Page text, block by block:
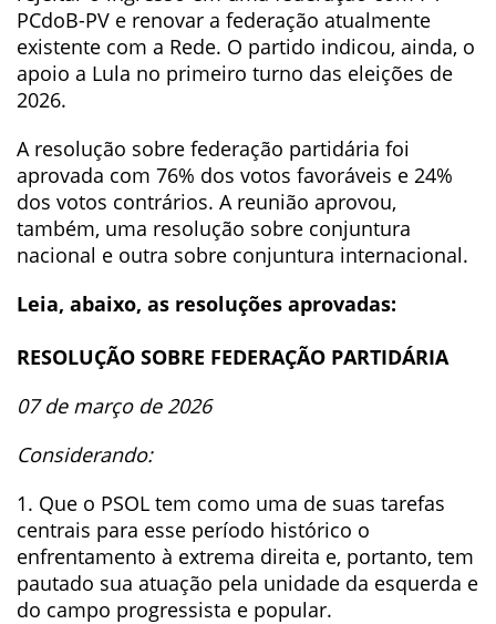
PCdoB-PV e renovar a federação atualmente
existente com a Rede. O partido indicou, ainda, o
apoio a Lula no primeiro turno das eleições de
2026.
A resolução sobre federação partidária foi
aprovada com 76% dos votos favoráveis e 24%
dos votos contrários. A reunião aprovou,
também, uma resolução sobre conjuntura
nacional e outra sobre conjuntura internacional.
Leia, abaixo, as resoluções aprovadas:
RESOLUÇÃO SOBRE FEDERAÇÃO PARTIDÁRIA
07 de março de 2026
Considerando:
1. Que o PSOL tem como uma de suas tarefas
centrais para esse período histórico o
enfrentamento à extrema direita e, portanto, tem
pautado sua atuação pela unidade da esquerda e
do campo progressista e popular.